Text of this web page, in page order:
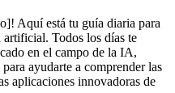
Aquí está tu guía diaria para
Todos los días te
en el campo de la IA,
ayudarte a comprender las
aplicaciones innovadoras de